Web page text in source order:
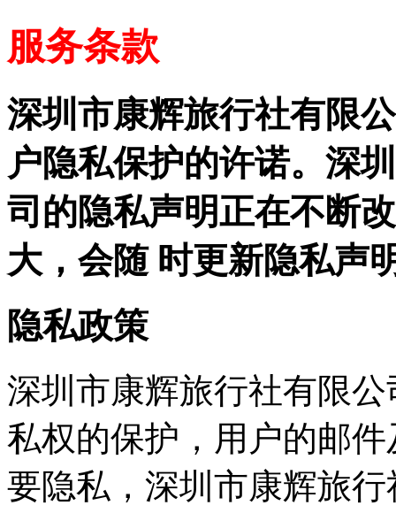
服务条款
深圳市康辉旅行社有限
户隐私保护的许诺。深
司的隐私声明正在不断
大，会随 时更新隐私声
隐私政策
深圳市康辉旅行社有限
私权的保护，用户的邮
要隐私，深圳市康辉旅